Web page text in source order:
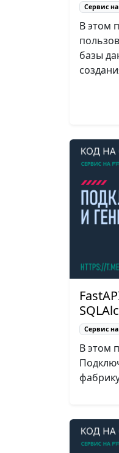
Сервис
В этом
базы
Сервис
В этом